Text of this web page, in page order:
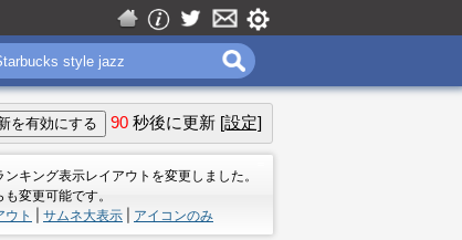
90 秒後に更新 [設定]
キング表示レイアウトを変更しました。
変更可能です。
ウト
サムネ大表示 アイコンのみ